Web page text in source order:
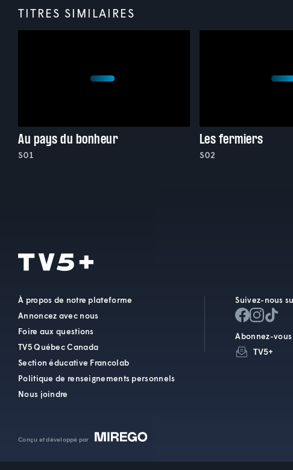
TITRES SIMILAIRES
Au pays du bonheur
S01
Les fermiers
S02
À propos de notre plateforme
Annoncez avec nous
Foire aux questions
TV5 Québec Canada
Section éducative Francolab
Politique de renseignements personnels
Nous joindre
Suivez-nous
Abonnez-
TV5+
Conçu et développé par